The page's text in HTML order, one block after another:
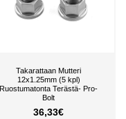
Takarattaan Mutteri
12x1.25mm (5 kpl)
Ruostumatonta Terästä- Pro-
Bolt
36,33€